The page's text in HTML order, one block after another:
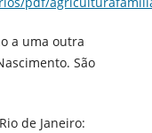
a uma outra
São
de Janeiro: